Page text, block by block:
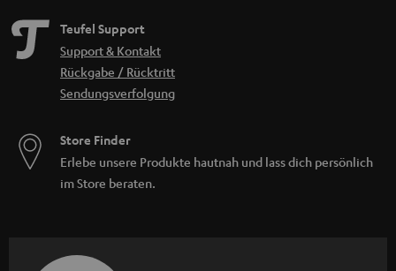
Teufel Support
Support & Kontakt
Rückgabe / Rücktritt
Sendungsverfolgung
Store Finder
Erlebe unsere Produkte hautnah und lass dich persönlich
im Store beraten.